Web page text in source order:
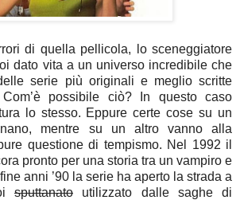
di quella pellicola, lo sceneggiatore
dato vita a un universo incredibile che
serie più originali e meglio scritte
possibile ciò? In questo caso
lo stesso. Eppure certe cose su un
mentre su un altro vanno alla
questione di tempismo. Nel 1992 il
pronto per una storia tra un vampiro e
anni ’90 la serie ha aperto la strada a
sputtanato utilizzato dalle saghe di